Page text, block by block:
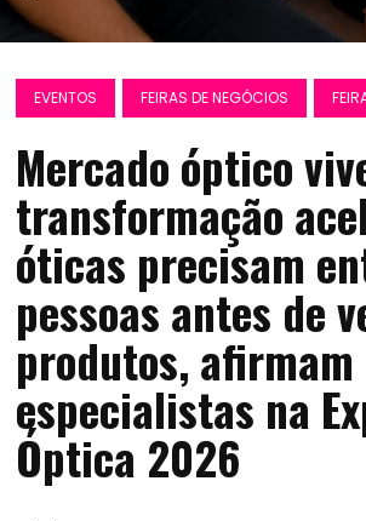
EVENTOS FEIRAS DE NEGÓCIOS
Mercado óptico
transformação
óticas precisam
pessoas antes de
produtos, afirmam
especialistas na
Óptica 2026